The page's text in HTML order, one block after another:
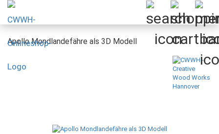
Apollo Mondlandefähre als 3D Modell